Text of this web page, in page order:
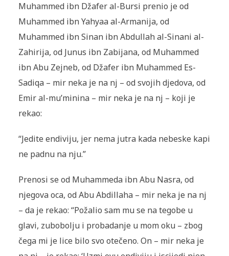
Muhammed ibn Džafer al-Bursi prenio je od
Muhammed ibn Yahyaa al-Armanija, od
Muhammed ibn Sinan ibn Abdullah al-Sinani al-
Za­hirija, od Junus ibn Zabijana, od Muhammed
ibn Abu Zejneb, od Džafer ibn Muhammed Es-
Sadiqa – mir neka je na nj – od svojih djedova, od
Emir al-mu’minina – mir neka je na nj – koji je
rekao:
“Jedite endiviju, jer nema jutra kada nebeske kapi
ne padnu na nju.”
Prenosi se od Muhammeda ibn Abu Nasra, od
njegova oca, od Abu Abdillaha – mir neka je na nj
– da je rekao: “Požalio sam mu se na te­gobe u
glavi, zubobolju i probadanje u mom oku – zbog
čega mi je lice bilo svo otečeno. On – mir neka je